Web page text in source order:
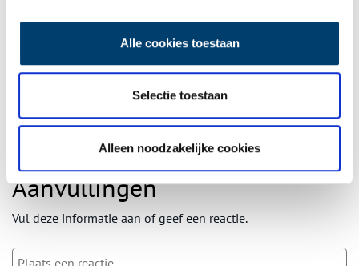
Alle cookies toestaan
Selectie toestaan
Alleen noodzakelijke cookies
wekelijkse nieuwsbrief!
Bij inschrijving gaat u akkoord met onsprivacybeleid.
Aanvullingen
Vul deze informatie aan of geef een reactie.